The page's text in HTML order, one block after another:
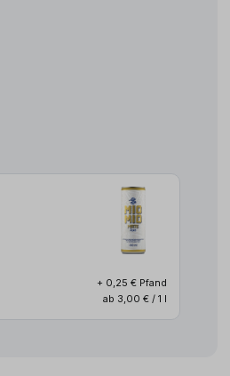
+ 0,25 € Pfand
ab 3,00 € / 1 l